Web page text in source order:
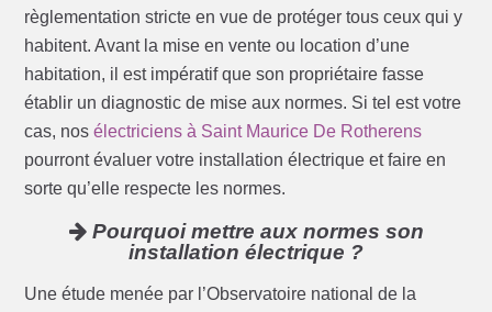
règlementation stricte en vue de protéger tous ceux qui y
habitent. Avant la mise en vente ou location d’une
habitation, il est impératif que son propriétaire fasse
établir un diagnostic de mise aux normes. Si tel est votre
cas, nosélectriciens à Saint Maurice De Rotherens
pourront évaluer votre installation électrique et faire en
sorte qu’elle respecte les normes.
Pourquoi mettre aux normes son
installation électrique ?
Une étude menée par l’Observatoire national de la